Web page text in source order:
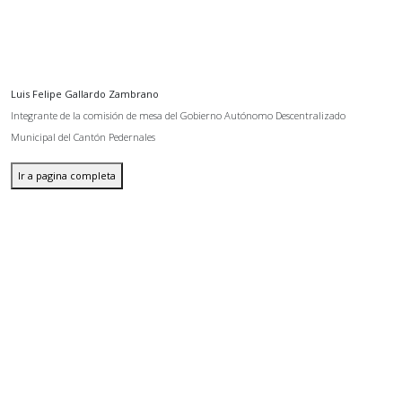
Luis Felipe Gallardo Zambrano
Integrante de la comisión de mesa del Gobierno Autónomo Descentralizado
Municipal del Cantón Pedernales
Ir a pagina completa